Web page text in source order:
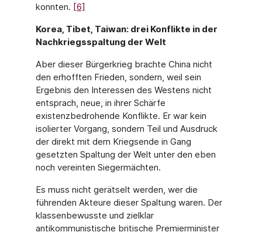
konnten. [6]
Korea, Tibet, Taiwan: drei Konflikte in der
Nachkriegsspaltung der Welt
Aber dieser Bürgerkrieg brachte China nicht
den erhofften Frieden, sondern, weil sein
Ergebnis den Interessen des Westens nicht
entsprach, neue, in ihrer Schärfe
existenzbedrohende Konflikte. Er war kein
isolierter Vorgang, sondern Teil und Ausdruck
der direkt mit dem Kriegsende in Gang
gesetzten Spaltung der Welt unter den eben
noch vereinten Siegermächten.
Es muss nicht gerätselt werden, wer die
führenden Akteure dieser Spaltung waren. Der
klassenbewusste und zielklar
antikommunistische britische Premierminister